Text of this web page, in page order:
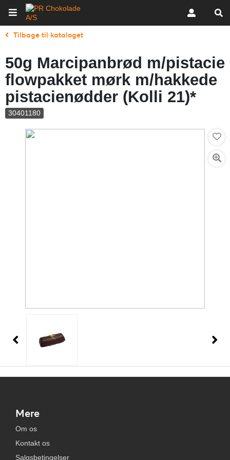
Tilbage til kataloget
50g Marcipanbrød m/pistacie
flowpakket mørk m/hakkede
pistacienødder (Kolli 21)*
30401180
Mere
Om os
Kontakt os
Salgsbetingelser